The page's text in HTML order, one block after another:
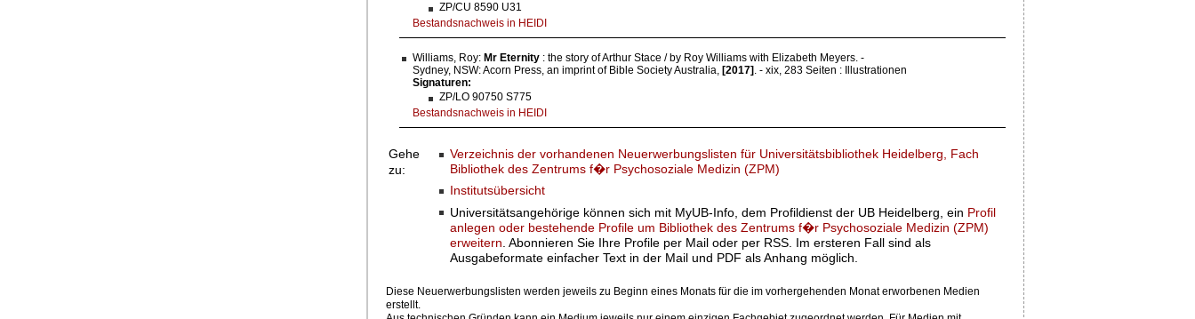
ZP/CU 8590 U31
Bestandsnachweis in HEIDI
Williams, Roy: Mr Eternity : the story of Arthur Stace / by Roy Williams with Elizabeth Meyers. -
Sydney, NSW: Acorn Press, an imprint of Bible Society Australia, [2017] . - xix, 283 Seiten : Illustrationen
Signaturen:
ZP/LO 90750 S775
Bestandsnachweis in HEIDI
Gehe
zu:
Verzeichnis der vorhandenen Neuerwerbungslisten für Universitätsbibliothek Heidelberg, Fach
Bibliothek des Zentrums f�r Psychosoziale Medizin (ZPM)
Institutsübersicht
Universitätsangehörige können sich mit MyUB-Info, dem Profildienst der UB Heidelberg, ein Profil
anlegen oder bestehende Profile um Bibliothek des Zentrums f�r Psychosoziale Medizin (ZPM)
erweitern . Abonnieren Sie Ihre Profile per Mail oder per RSS. Im ersteren Fall sind als
Ausgabeformate einfacher Text in der Mail und PDF als Anhang möglich.
Diese Neuerwerbungslisten werden jeweils zu Beginn eines Monats für die im vorhergehenden Monat erworbenen Medien
erstellt.